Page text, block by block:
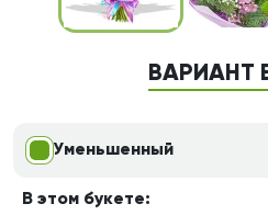
ВАРИАНТ
Уменьшенный
В этом букете: